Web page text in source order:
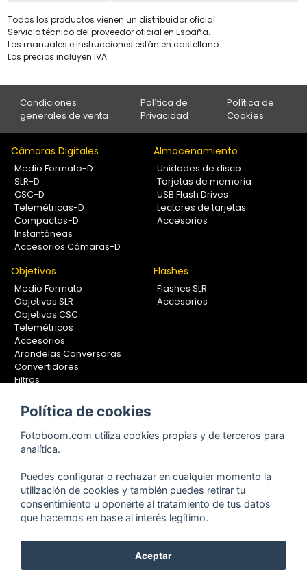
Todos los productos vienen un distribuidor oficial
Servicio técnico del proveedor oficial en España.
Los manuales e instrucciones están en castellano.
Los precios incluyen IVA.
Condiciones
generales de venta
Política de
Privacidad
Política de
Cookies
Cámaras Digitales
Medio Formato-D
SLR-D
CSC-D
Telemétricas-D
Compactas-D
Instantáneas
Accesorios Cámaras-D
Almacenamiento
Unidades de disco
Tarjetas de memoria
USB Flash Drives
Lectores de tarjetas
Accesorios
Objetivos
Medio Formato
Objetivos SLR
Objetivos CSC
Telemétricos
Accesorios
Arandelas Conversoras
Convertidores
Filtros
Calibradores
Flashes
Flashes SLR
Accesorios
Soportes Fotografía
Monopiés
Trípodes
Kit Completos
Accesorios
Copyright © 2001-2024, Fotoboom, Fotonet, S.L. CIF. B-83430587
Política de cookies
Fotoboom.com utiliza cookies propias y de terceros para
analítica.
Puedes configurar o rechazar en cualquier momento la
utilización de cookies y también puedes retirar tu
consentimiento u oponerte al tratamiento de tus datos
que hacemos en base al interés legítimo.
Aceptar